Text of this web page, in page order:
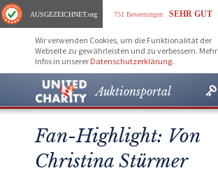
AUSGEZEICHNET.org 751 Bewertungen SEHR GUT
Wir verwenden Cookies, um die Funktionalität der
Webseite zu gewährleisten und zu verbessern. Mehr
Infos in unserer Datenschutzerklärung.
Auktionsportal
Fan-Highlight: Von
Christina Stürmer